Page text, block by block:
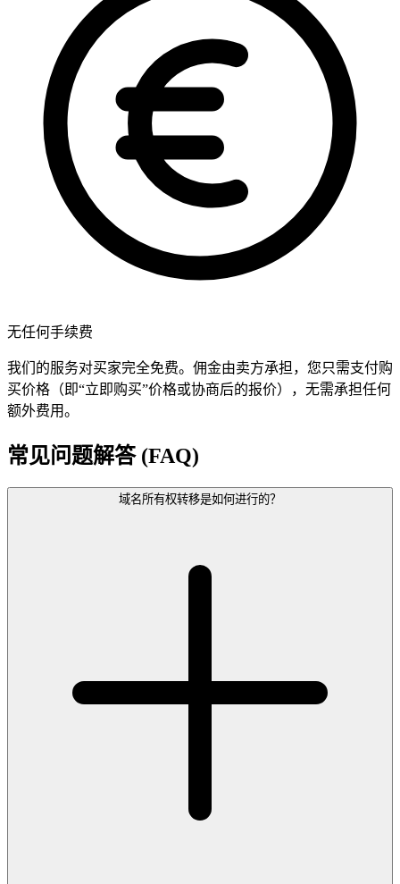
无任何手续费
我们的服务对买家完全免费。佣金由卖方承担，您只需支付购
买价格（即“立即购买”价格或协商后的报价），无需承担任何
额外费用。
常见问题解答 (FAQ)
域名所有权转移是如何进行的？